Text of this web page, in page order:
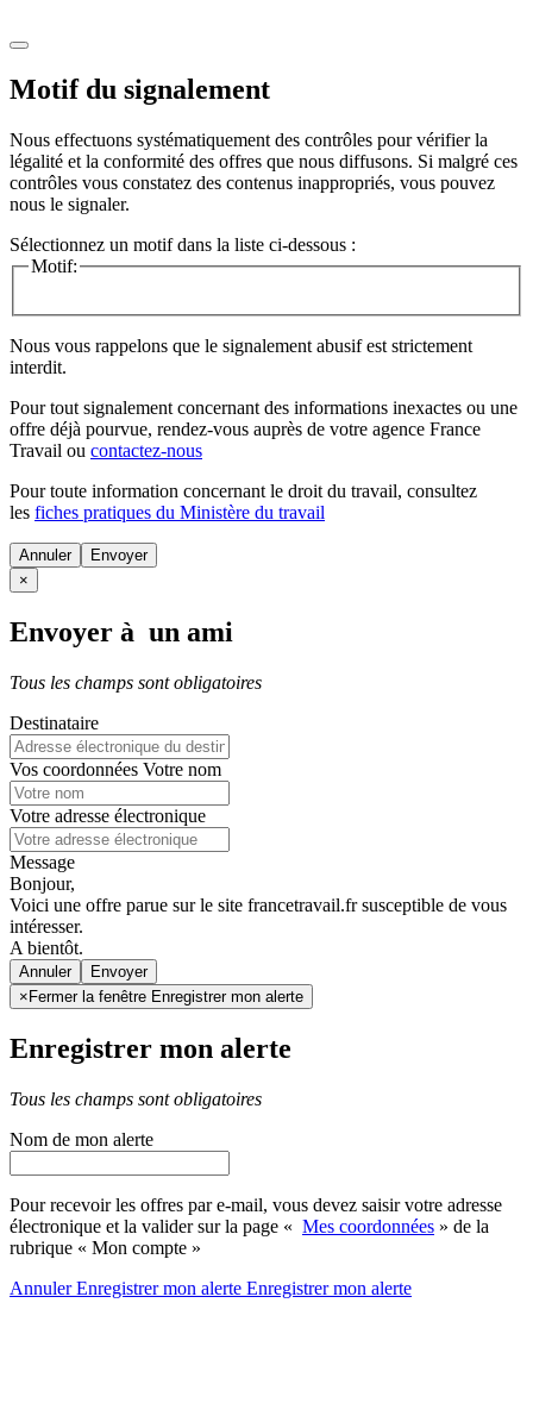
Motif du signalement
Nous effectuons systématiquement des contrôles pour vérifier la
légalité et la conformité des offres que nous diffusons. Si malgré ces
contrôles vous constatez des contenus inappropriés, vous pouvez
nous le signaler.
Sélectionnez un motif dans la liste ci-dessous :
Motif:
Nous vous rappelons que le signalement abusif est strictement
interdit.
Pour tout signalement concernant des informations inexactes ou une
offre déjà pourvue, rendez-vous auprès de votre agence France
Travail ou contactez-nous
Pour toute information concernant le droit du travail, consultez
les fiches pratiques du Ministère du travail
Annuler
×
Envoyer à un ami
Tous les champs sont obligatoires
Destinataire
Vos coordonnées Votre nom
Votre adresse électronique
Message
Bonjour,
Voici une offre parue sur le site francetravail.fr susceptible de vous
intéresser.
A bientôt.
Annuler
× Fermer la fenêtre Enregistrer mon alerte
Enregistrer mon alerte
Tous les champs sont obligatoires
Nom de mon alerte
Pour recevoir les offres par e-mail, vous devez saisir votre adresse
électronique et la valider sur la page « Mes coordonnées » de la
rubrique « Mon compte »
AnnulerEnregistrer mon alerte Enregistrermon alerte